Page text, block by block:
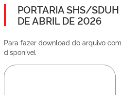
PORTARIA SHS/
DE ABRIL DE 2026
Para fazer download do arquivo
disponível